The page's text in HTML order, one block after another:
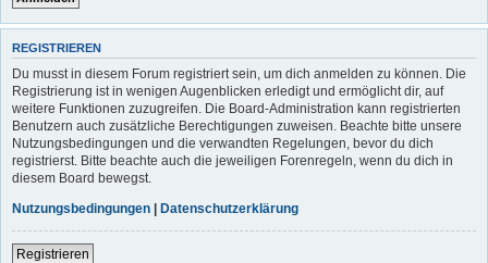
REGISTRIEREN
Du musst in diesem Forum registriert sein, um dich anmelden zu können. Die
Registrierung ist in wenigen Augenblicken erledigt und ermöglicht dir, auf
weitere Funktionen zuzugreifen. Die Board-Administration kann registrierten
Benutzern auch zusätzliche Berechtigungen zuweisen. Beachte bitte unsere
Nutzungsbedingungen und die verwandten Regelungen, bevor du dich
registrierst. Bitte beachte auch die jeweiligen Forenregeln, wenn du dich in
diesem Board bewegst.
Nutzungsbedingungen | Datenschutzerklärung
Registrieren